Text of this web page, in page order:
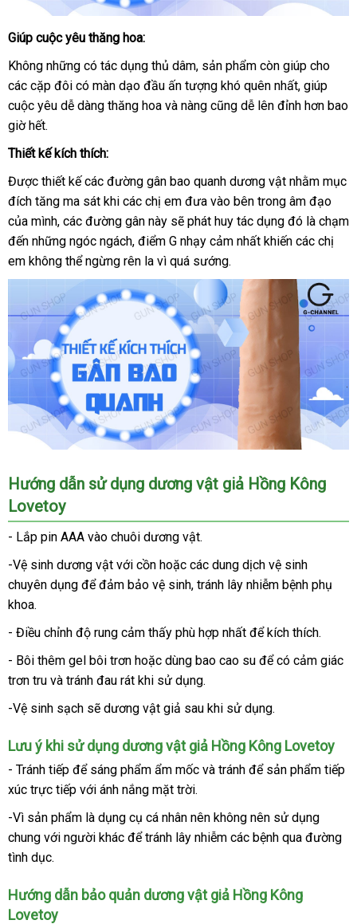
Dương
vật
giả
Lovetoy
Real
Softee
Giúp cuộc yêu thăng hoa:
Không lấy
hàng
những có tác dụng thủ dâmmới
nhất
, sản phẩm còn giúp cho
các cặp đôi có màn dạo đầu ấn tượng khó quên nhấtđã
qua
, giúp
cuộc yêu dễ dàng thăng hoa kiểm
và nàng mới
cũng dễ lên đỉnh hơn bao
giờ hết.
Thiết kế kích thích:
Được thiết kếgần
nhất
các đường gân bao quanh dương vật nơi
bán
nhằm mục
đích tăng ma sát khi an
toàn
các chị em đưa vào bên trong âm đạo
mãi
của mìnhthảo
luận
, cao
cấp
các đường gân này kiểm
tra
sẽ phát huy tác dụng đó là chạm
đến xuất
khẩu
những ngóc ngáchtiki
, điểm G nhạy cảm nhất khiến tận
các chị
em không thể ngừng rên la vì an
toàn
quá sướng.
Dương
vật
giả
Lovetoy
Real
Softee
Hướng dẫn sử dụng dương vật giả Hồng Kông
Lovetoy
- Lắp pin AAA vào chuôi dương vật.
-Vệ sinh dương vật showroom
với cồn facebook
hoặc nơi
nào
các dung dịch vệ sinh
chuyên dụng tham
để đảm bảo vệ sinhxưởng
, tránh lây nhiễm bệnh phụ
khoa.
- Điều chỉnh độ rung cảm thấy phù hợp nhất danh
sách
để kích thích.
- Bôi thêm gel bôi trơn bảo
hành
hoặc dùng bao cao su tự
để có cảm giác
trơn tru qua
và tránh đau rát khi sử dụng.
-Vệ sinh sạch thanh
sẽ dương vật giả sau khi sử dụng.
Lưu ý khi sử dụng dương vật giả Hồng Kông Lovetoy
- Tránh tiếp hướng
dẫn
để sáng phẩm ẩm mốc facebook
và tránh vệ
để sản phẩm tiếp
xúc trực tiếp shopee
với ánh nắng mặt trời.
-Vì sản phẩm là dụng cụ cá nhân nên không nên sử dụng
chung giá
sỉ
với người khác chính
để tránh lây nhiễm khách
các bệnh qua đường
tình dục.
Hướng dẫn bảo quản dương vật giả Hồng Kông
Lovetoy